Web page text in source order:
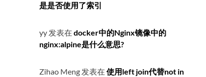
是是否使用了索引
yy 发表在 docker中的Nginx镜像中的
nginx:alpine是什么意思?
Zihao Meng 发表在 使用left join代替not in